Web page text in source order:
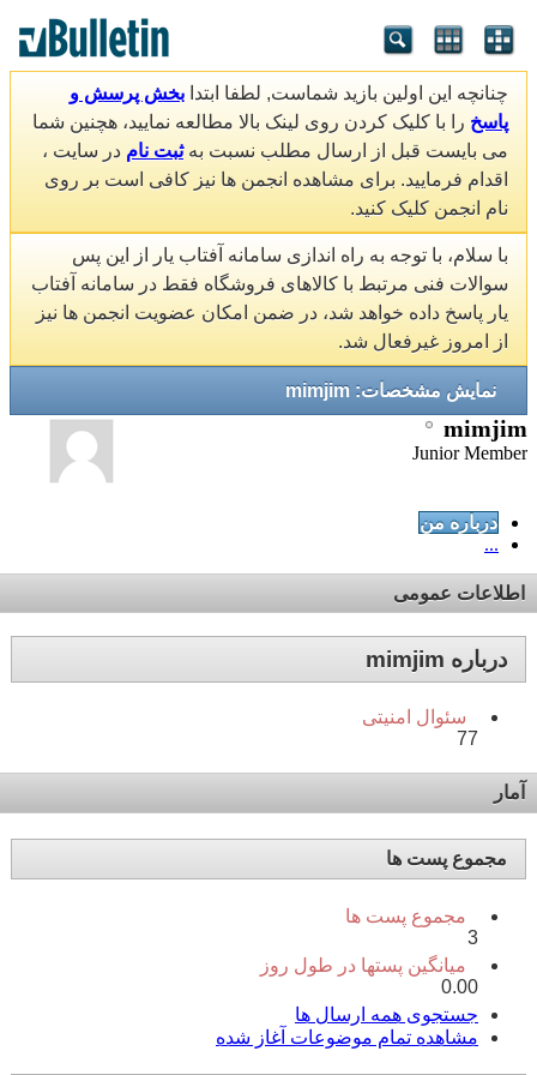
چنانچه این اولین بازید شماست, لطفا ابتدا بخش پرسش و
پاسخ را با کلیک کردن روی لینک بالا مطالعه نمایید، هچنین شما
می بایست قبل از ارسال مطلب نسبت بهثبت نام در سایت ،
اقدام فرمایید. برای مشاهده انجمن ها نیز کافی است بر روی
نام انجمن کلیک کنید.
با سلام، با توجه به راه اندازی سامانه آفتاب یار از این پس
سوالات فنی مرتبط با کالاهای فروشگاه فقط در سامانه آفتاب
یار پاسخ داده خواهد شد، در ضمن امکان عضویت انجمن ها نیز
از امروز غیرفعال شد.
نمایش مشخصات: mimjim
mimjim
Junior Member
درباره من
...
اطلاعات عمومی
درباره mimjim
سئوال امنیتی
77
آمار
مجموع پست ها
مجموع پست ها
3
میانگین پستها در طول روز
0.00
جستجوی همه ارسال ها
مشاهده تمام موضوعات آغاز شده